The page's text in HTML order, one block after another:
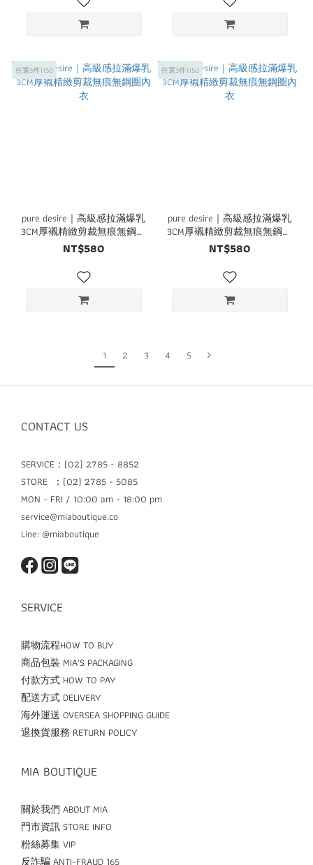
任選3件1150
pure desire｜高級感拉滿爆乳
3CM厚襯精緻剪裁無痕無鋼圈
內衣
NT$580
任選3件1150
pure desire｜高級感拉滿爆乳
3CM厚襯精緻剪裁無痕無鋼圈
內衣
NT$580
1 2 3 4 5
CONTACT US
SERVICE：(02) 2785 - 8852
STORE ：(02) 2785 - 5085
MON - FRI / 10:00 am - 18:00 pm
service@miaboutique.co
Line: @miaboutique
SERVICE
購物流程HOW TO BUY
商品包裝 MIA'S PACKAGING
付款方式 HOW TO PAY
配送方式 DELIVERY
海外運送 OVERSEA SHOPPING GUIDE
退換貨服務 RETURN POLICY
MIA BOUTIQUE
關於我們 ABOUT MIA
門市資訊 STORE INFO
粉絲募集 VIP
反詐騙 ANTI-FRAUD 165